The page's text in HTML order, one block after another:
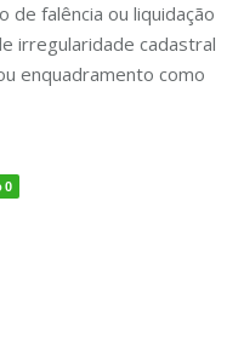
de falência ou liquidação
irregularidade cadastral
enquadramento como
0